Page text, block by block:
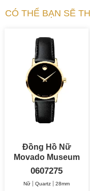
CÓ THỂ BẠN SẼ
Đồng Hồ Nữ
Movado Museum
Classic 28mm
0607275
Nữ Quartz 28mm